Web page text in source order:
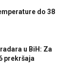
do 38
u BiH: Za
prekršaja